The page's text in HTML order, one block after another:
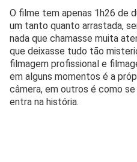
O filme tem apenas 1h26 de
um tanto quanto arrastada,
nada que chamasse muita
que deixasse tudo tão
filmagem profissional e
em alguns momentos é a
câmera, em outros é como
entra na história.